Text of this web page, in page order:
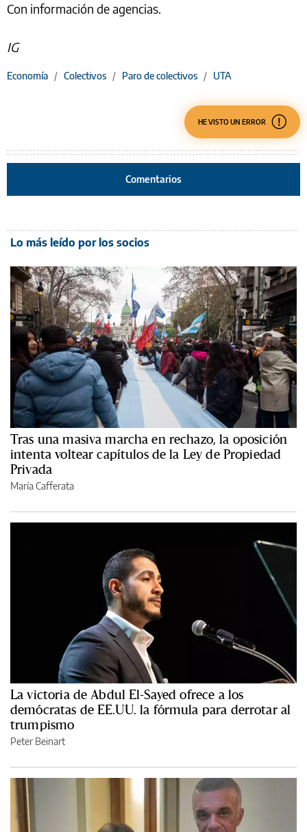
Con información de agencias.
IG
Economía / Colectivos / Paro de colectivos / UTA
HE VISTO UN ERROR
Comentarios
Lo más leído por los socios
Tras una masiva marcha en rechazo, la oposición
intenta voltear capítulos de la Ley de Propiedad
Privada
María Cafferata
La victoria de Abdul El-Sayed ofrece a los
demócratas de EE.UU. la fórmula para derrotar al
trumpismo
Peter Beinart